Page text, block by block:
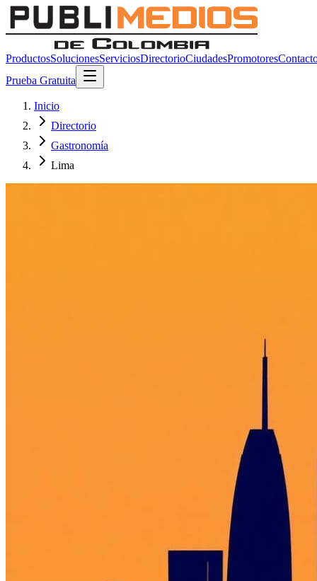
ProductosSolucionesServiciosDirectorioCiudadesPromotores
Prueba Gratuita
Inicio
Directorio
Gastronomía
Lima